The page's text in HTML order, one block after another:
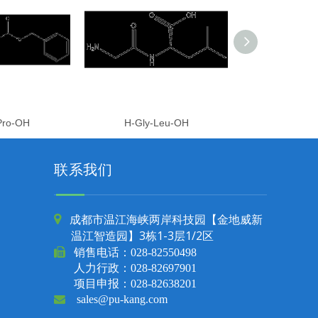
OH H-Gly-Leu-OH
联系我们

成都市温江海峡两岸科技园【金地威新
温江智造园】3栋1-3层1/2区
 销售电话： 028-82550498
人力行政：028-82697901
项目申报：028-82638201
 sales@pu-kang.com